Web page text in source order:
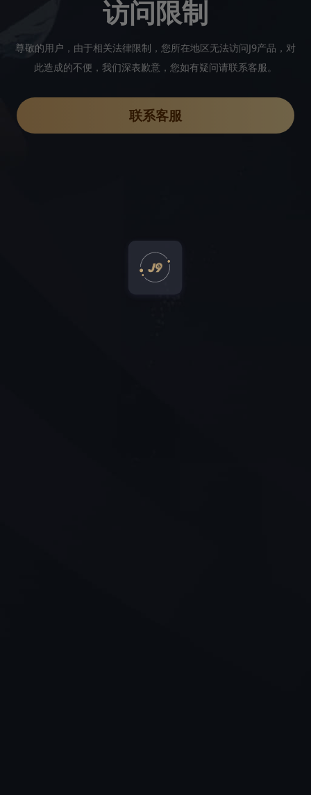
访问限制
尊敬的用户，由于相关法律限制，您所在地区无法访问J9产品，对
此造成的不便，我们深表歉意，您如有疑问请联系客服。
联系客服